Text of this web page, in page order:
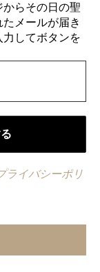
らその日の聖
メールが届き
してボタンを
ライバシーポリ